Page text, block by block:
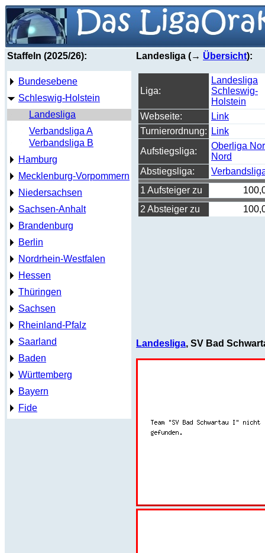
Staffeln (2025/26):
Bundesebene
Schleswig-Holstein
Landesliga
Verbandsliga A
Verbandsliga B
Hamburg
Mecklenburg-Vorpommern
Niedersachsen
Sachsen-Anhalt
Brandenburg
Berlin
Nordrhein-Westfalen
Hessen
Thüringen
Sachsen
Rheinland-Pfalz
Saarland
Baden
Württemberg
Bayern
Fide
Landesliga (→ Übersicht):
Liga:
Landesliga
Schleswig-
Holstein
Webseite:
Link
Turnierordnung:
Link
Aufstiegsliga:
Oberliga
Nord
Abstiegsliga:
1 Aufsteiger zu
2 Absteiger zu
Landesliga, SV Bad